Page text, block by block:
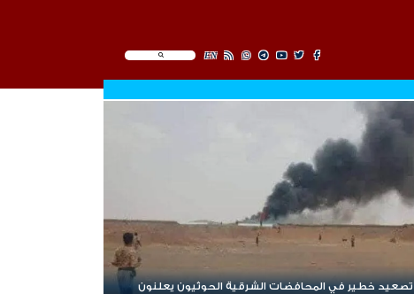
EN
تصعيد خطير في المحافضات الشرقية الحوثيون يعلنون